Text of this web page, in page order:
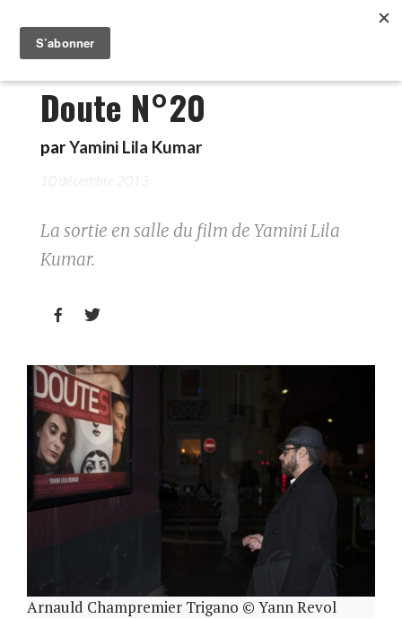
Doute N°20
parYamini Lila Kumar
10 décembre 2013
La sortie en salle du film de Yamini Lila
Kumar.
 
Arnauld Champremier Trigano © Yann Revol